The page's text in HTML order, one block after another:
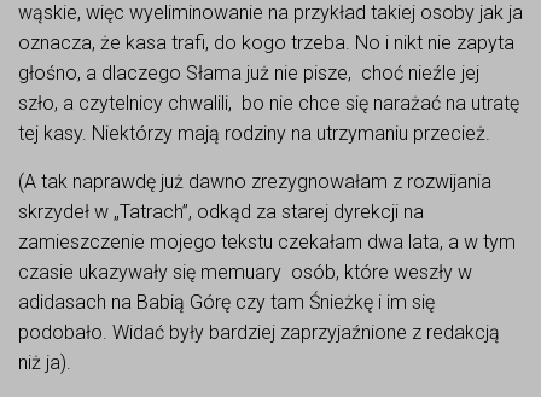
wąskie, więc wyeliminowanie na przykład takiej osoby jak ja
oznacza, że kasa trafi, do kogo trzeba. No i nikt nie zapyta
głośno, a dlaczego Słama już nie pisze, choć nieźle jej
szło, a czytelnicy chwalili, bo nie chce się narażać na utratę
tej kasy. Niektórzy mają rodziny na utrzymaniu przecież.
(A tak naprawdę już dawno zrezygnowałam z rozwijania
skrzydeł w „Tatrach”, odkąd za starej dyrekcji na
zamieszczenie mojego tekstu czekałam dwa lata, a w tym
czasie ukazywały się memuary osób, które weszły w
adidasach na Babią Górę czy tam Śnieżkę i im się
podobało. Widać były bardziej zaprzyjaźnione z redakcją
niż ja).